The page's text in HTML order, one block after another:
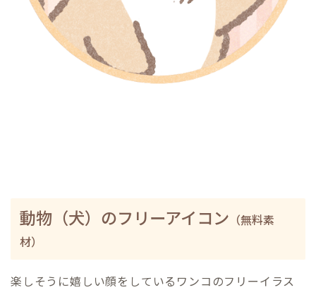
動物（犬）のフリーアイコン （無料素
材）
楽しそうに嬉しい顔をしているワンコのフリーイラス